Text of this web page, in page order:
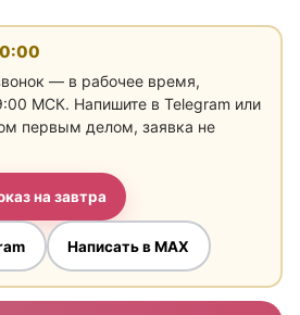
— в рабочее время,
МСК. Напишите в Telegram или
первым делом, заявка не
на завтра
Написать в MAX